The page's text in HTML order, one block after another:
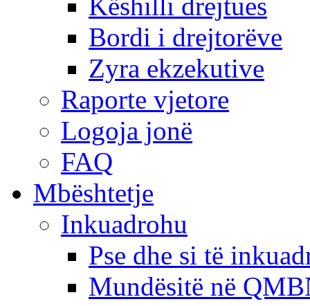
Bordi i drejtorëve
Zyra ekzekutive
Raporte vjetore
Logoja jonë
FAQ
Mbështetje
Inkuadrohu
Pse dhe si të
Mundësitë në